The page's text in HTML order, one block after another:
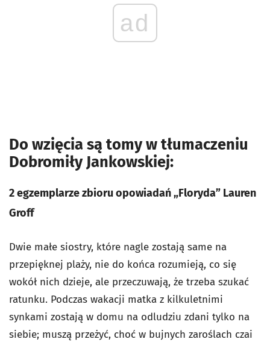
ad
Do wzięcia są tomy w tłumaczeniu
Dobromiły Jankowskiej:
2 egzemplarze zbioru opowiadań „Floryda” Lauren
Groff
Dwie małe siostry, które nagle zostają same na
przepięknej plaży, nie do końca rozumieją, co się
wokół nich dzieje, ale przeczuwają, że trzeba szukać
ratunku. Podczas wakacji matka z kilkuletnimi
synkami zostają w domu na odludziu zdani tylko na
siebie; muszą przeżyć, choć w bujnych zaroślach czai